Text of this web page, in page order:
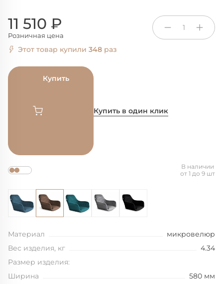
11 510 ₽
Розничная цена
1
Этот товар купили 348 раз
Купить
Купить в один клик
В наличии
от 1 до 9 шт
Материал
микровелюр
Вес изделия, кг
4.34
Размер изделия:
Ширина
580 мм